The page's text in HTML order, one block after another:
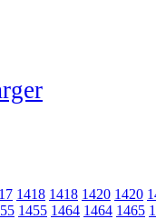
1418 1418 1420 1420
1455 1464 1464 1465